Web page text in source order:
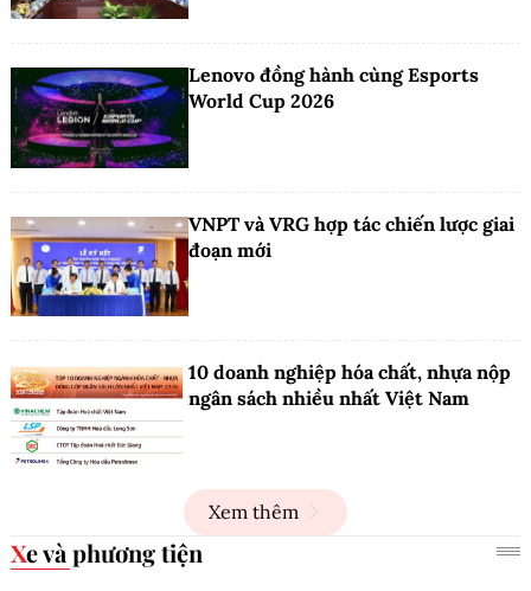
Lenovo đồng hành cùng Esports
World Cup 2026
VNPT và VRG hợp tác chiến lược giai
đoạn mới
10 doanh nghiệp hóa chất, nhựa nộp
ngân sách nhiều nhất Việt Nam
Xem thêm
Xe và phương tiện